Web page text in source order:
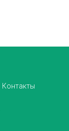
Контакты